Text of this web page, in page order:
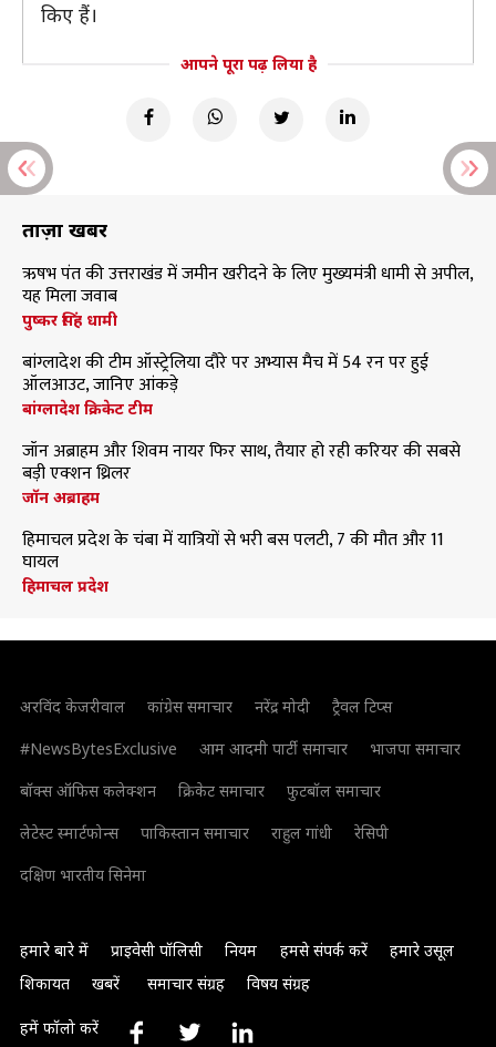
किए हैं।
आपने पूरा पढ़ लिया है
ताज़ा खबरें
ऋषभ पंत की उत्तराखंड में जमीन खरीदने के लिए मुख्यमंत्री धामी से अपील,
यह मिला जवाब
पुष्कर सिंह धामी
बांग्लादेश की टीम ऑस्ट्रेलिया दौरे पर अभ्यास मैच में 54 रन पर हुई
ऑलआउट, जानिए आंकड़े
बांग्लादेश क्रिकेट टीम
जॉन अब्राहम और शिवम नायर फिर साथ, तैयार हो रही करियर की सबसे
बड़ी एक्शन थ्रिलर
जॉन अब्राहम
हिमाचल प्रदेश के चंबा में यात्रियों से भरी बस पलटी, 7 की मौत और 11
घायल
हिमाचल प्रदेश
अरविंद केजरीवाल कांग्रेस समाचार नरेंद्र मोदी
ट्रैवल टिप्स
#NewsBytesExclusive
आम आदमी पार्टी समाचार
भाजपा समाचार
बॉक्स ऑफिस कलेक्शन
क्रिकेट समाचार
फुटबॉल समाचार
लेटेस्ट स्मार्टफोन्स
पाकिस्तान समाचार राहुल गांधी
रेसिपी
दक्षिण भारतीय सिनेमा
हमारे बारे में प्राइवेसी पॉलिसी नियम हमसे संपर्क करें
हमारे उसूल
शिकायत
खबरें समाचार संग्रह विषय संग्रह
हमें फॉलो करें